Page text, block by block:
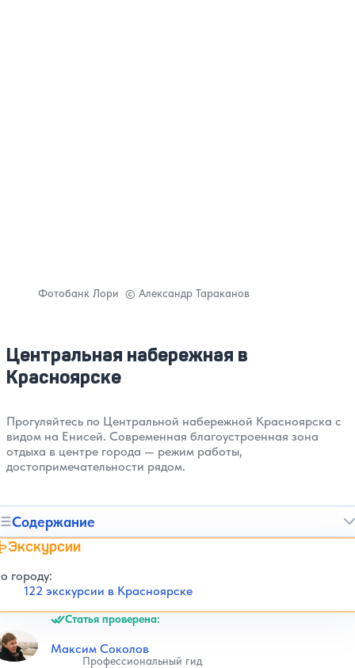
Центральная набережная в
Красноярске
Прогуляйтесь по Центральной набережной Красноярска с
видом на Енисей. Современная благоустроенная зона
отдыха в центре города — режим работы,
достопримечательности рядом.
Содержание
Экскурсии
городу:
122 экскурсии в Красноярске
Статья проверена:
Максим Соколов
Профессиональный гид
Фотобанк Лори © Александр Тараканов